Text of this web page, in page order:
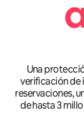
Una
verificación de
reservaciones,
de hasta 3